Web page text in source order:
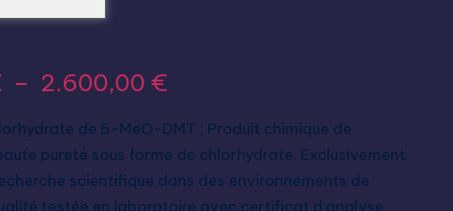
– 2.600,00 €
de 5-MeO-DMT : Produit chimique de
pureté sous forme de chlorhydrate. Exclusivement
scientifique dans des environnements de
testée en laboratoire avec certificat d'analyse.